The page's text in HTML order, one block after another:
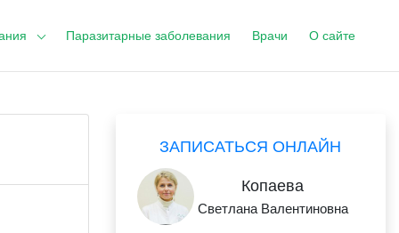
Паразитарные заболевания Врачи О сайте
ЗАПИСАТЬСЯ ОНЛАЙН
Копаева
Светлана Валентиновна